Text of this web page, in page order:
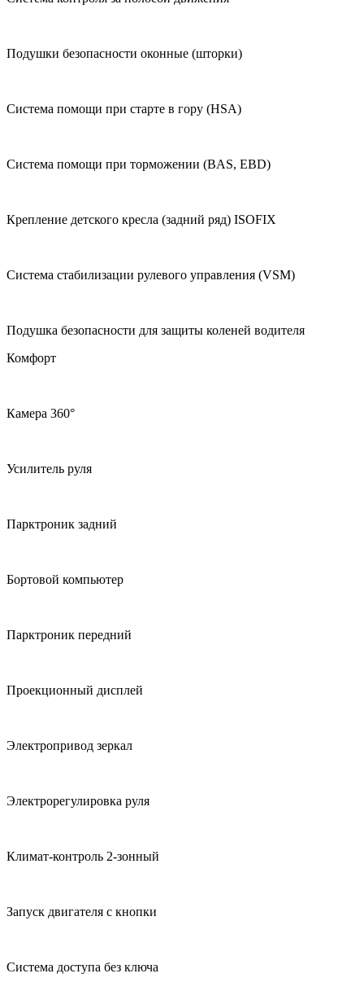
Подушки безопасности оконные (шторки)
Система помощи при старте в гору (HSA)
Система помощи при торможении (BAS, EBD)
Крепление детского кресла (задний ряд) ISOFIX
Система стабилизации рулевого управления (VSM)
Подушка безопасности для защиты коленей водителя
Комфорт
Камера 360°
Усилитель руля
Парктроник задний
Бортовой компьютер
Парктроник передний
Проекционный дисплей
Электропривод зеркал
Электрорегулировка руля
Климат-контроль 2-зонный
Запуск двигателя с кнопки
Система доступа без ключа